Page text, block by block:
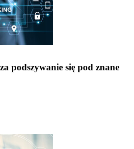
podszywanie się pod znane